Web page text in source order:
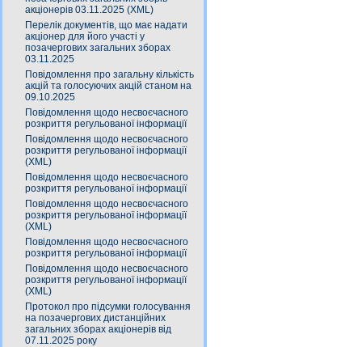
акціонерів 03.11.2025 (XML)
Перелік документів, що має надати
акціонер для його участі у
позачергових загальних зборах
03.11.2025
Повідомлення про загальну кількість
акцій та голосуючих акцій станом на
09.10.2025
Повідомлення щодо несвоєчасного
розкриття регульованої інформації
Повідомлення щодо несвоєчасного
розкриття регульованої інформації
(XML)
Повідомлення щодо несвоєчасного
розкриття регульованої інформації
Повідомлення щодо несвоєчасного
розкриття регульованої інформації
(XML)
Повідомлення щодо несвоєчасного
розкриття регульованої інформації
Повідомлення щодо несвоєчасного
розкриття регульованої інформації
(XML)
Протокол про підсумки голосування
на позачергових дистанційних
загальних зборах акціонерів від
07.11.2025 року